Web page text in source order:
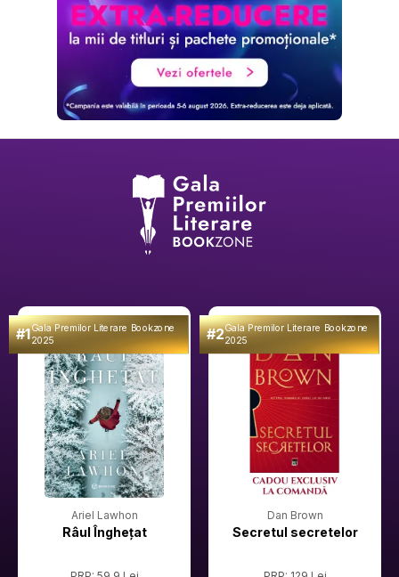
#1Gala Premilor Literare Bookzone
2025
Ariel Lawhon
Râul Înghețat
#2Gala Premilor Literare Bookzone
2025
Dan Brown
Secretul secretelor